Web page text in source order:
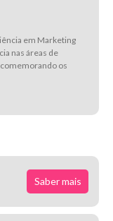
em Marketing
nas áreas de
os
Saber mais